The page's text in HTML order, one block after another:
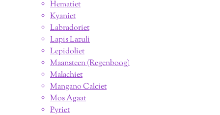
Hematiet
Kyaniet
Labradoriet
Lapis Lazuli
Lepidoliet
Maansteen (Regenboog)
Malachiet
Mangano Calciet
Mos Agaat
Pyriet